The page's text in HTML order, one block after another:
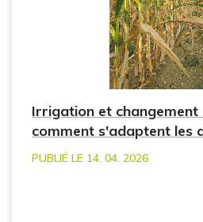
Irrigation et changement
comment s'adaptent les
PUBLIÉ LE 14. 04. 2026